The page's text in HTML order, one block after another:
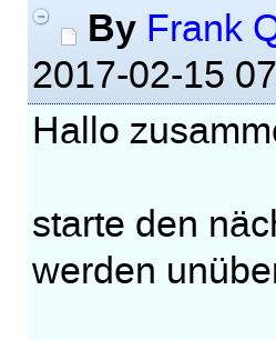
By Frank
2017-02-15
Hallo
starte den
werden